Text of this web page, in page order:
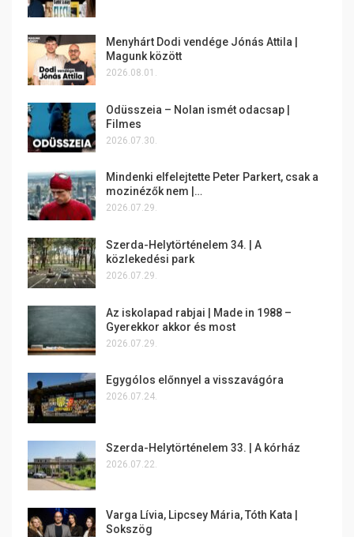
Menyhárt Dodi vendége Jónás Attila |
Magunk között
2026.08.01.
Odüsszeia – Nolan ismét odacsap |
Filmes
2026.07.30.
Mindenki elfelejtette Peter Parkert, csak a
mozinézők nem |…
2026.07.29.
Szerda-Helytörténelem 34. | A
közlekedési park
2026.07.29.
Az iskolapad rabjai | Made in 1988 –
Gyerekkor akkor és most
2026.07.29.
Egygólos előnnyel a visszavágóra
2026.07.24.
Szerda-Helytörténelem 33. | A kórház
2026.07.22.
Varga Lívia, Lipcsey Mária, Tóth Kata |
Sokszög